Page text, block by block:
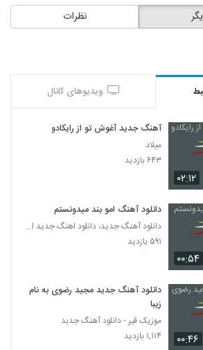
Mehdi Tarokh Havaei
آهنگ جمشید گرگانی بنام رویا
آهنگ امیر پاشا بنام کی میگه
Maziar Fallahi Nazanin
دانلود آهنگ محمد معتمدی شرایط خاص
(Mohamad Motamedi Sharayete
Khas)
۴۰۴ بازدید
نظرات
ویدیوهای کانال
۰۲:۱۲
آهنگ جدید آغوش تو از رایکادو
میلاد
۶۴۳ بازدید
۰۰:۵۴
دانلود آهنگ امو بند میدونستم
دانلود آهنگ جدید، دانلود اهنگ جدید ایرانی
۵۹۱ بازدید
۰۰:۴۶
دانلود آهنگ جدید مجید رضوی به نام
زیبا
موزیک قیر - دانلود آهنگ جدبد
۱,۱۱۴ بازدید